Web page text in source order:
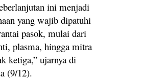
ini menjadi
yang wajib dipatuhi
pasok, mulai dari
plasma, hingga mitra
ketiga,” ujarnya di
(9/12).